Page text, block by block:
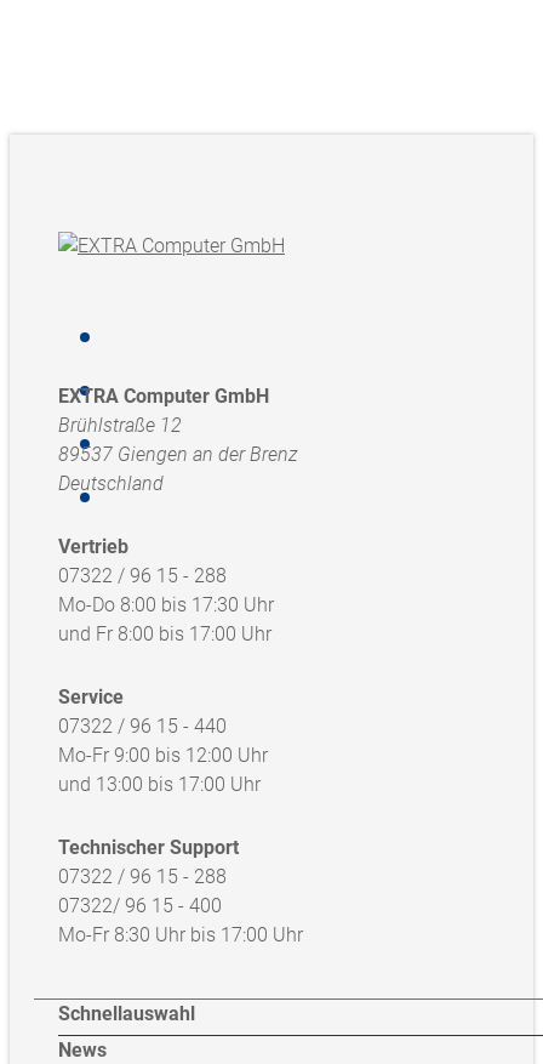
EXTRA Computer GmbH
Brühlstraße 12
89537 Giengen an der Brenz
Deutschland
Vertrieb
07322 / 96 15 - 288
Mo-Do 8:00 bis 17:30 Uhr
und Fr 8:00 bis 17:00 Uhr
Service
07322 / 96 15 - 440
Mo-Fr 9:00 bis 12:00 Uhr
und 13:00 bis 17:00 Uhr
Technischer Support
07322 / 96 15 - 288
07322/ 96 15 - 400
Mo-Fr 8:30 Uhr bis 17:00 Uhr
Schnellauswahl
News